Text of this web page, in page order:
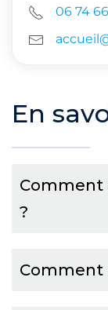
06 74
En
Comment
?
Comment